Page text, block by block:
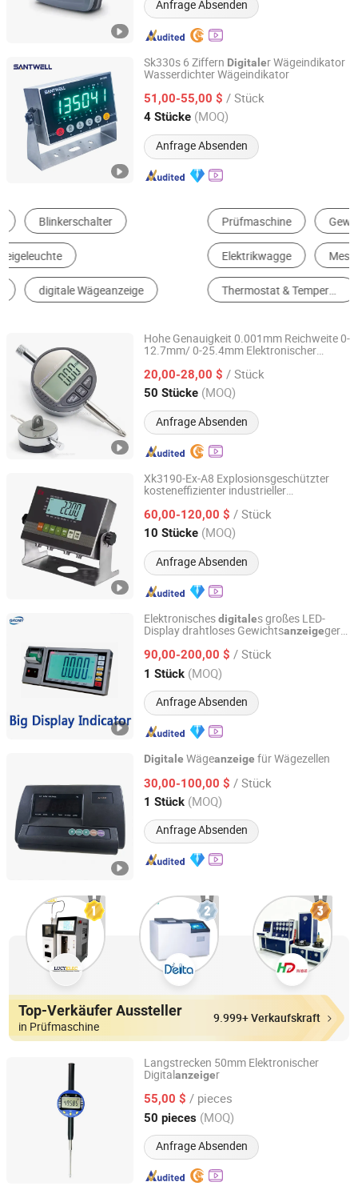
Anfrage Absenden
Sk330s 6 Ziffern Digitaler Wägeindikator
Wasserdichter Wägeindikator
51,00-55,00 $ / Stück
4 Stücke (MOQ)
Anfrage Absenden
Ningbo Santwell Sensor Technology Co., Ltd.
Zhejiang, China Seit 2022
Prüfmaschine Gewichtsanzeige Wägezelle
Elektrikwagge Messinstrument
Thermostat & Temperaturregler
Hohe Genauigkeit 0.001mm Reichweite 0-
12.7mm/ 0-25.4mm Elektronischer
20,00-28,00 $ / Stück
50 Stücke (MOQ)
Anfrage Absenden
FUZHOU CONIC INDUSTRIAL CO., LTD.
Fujian, China Seit 2018
Xk3190-Ex-A8 Explosionsgeschützter
kosteneffizienter industrieller
60,00-120,00 $ / Stück
10 Stücke (MOQ)
Anfrage Absenden
Vipoo Electronic Technology Group Co., Ltd.
Fujian, China Seit 2025
Elektronischesdigitales großes LED-
Display drahtloses Gewichtsanzeigegerät
90,00-200,00 $ / Stück
1 Stück (MOQ)
Anfrage Absenden
Gromy Industry Co., Ltd.
Zhejiang, China Seit 2014
Digitale Wägeanzeige für Wägezellen
30,00-100,00 $ / Stück
1 Stück (MOQ)
Anfrage Absenden
Quanzhou Wanggong Electronic Scale Co., Ltd.
Fujian, China Seit 2016
Top-Verkäufer Aussteller
in Prüfmaschine
9.999+ Verkaufskraft
Langstrecken 50mm Elektronischer
Digitalanzeiger
55,00 $ / pieces
50 pieces (MOQ)
Anfrage Absenden
Orientools Industrial Co., Ltd.
Shanghai, China Seit 2025